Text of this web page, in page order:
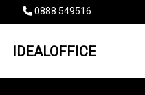
0888 549516
IDEALOFFICE